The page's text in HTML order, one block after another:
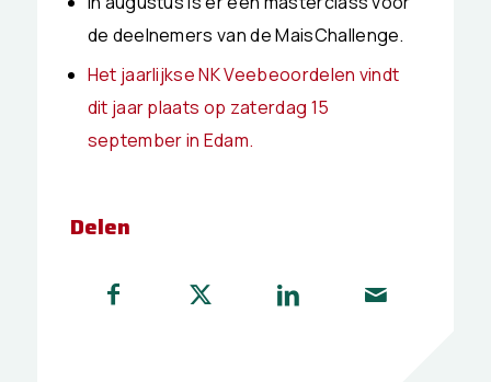
de deelnemers van de MaisChallenge.
Het jaarlijkse NK Veebeoordelen vindt
dit jaar plaats op zaterdag 15
september in Edam.
Delen